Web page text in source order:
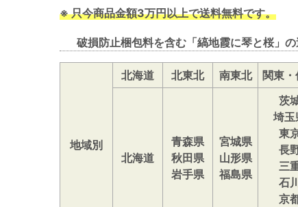
※ 只今商品金額3万円以上で送料無料です。
破損防止梱包料を含む「縞地霞に琴と桜」の
地域別
北海道 北東北 南東北 関東
北海道
青森県
秋田県
岩手県
宮城県
山形県
福島県
茨
埼
東
長
三
石
京